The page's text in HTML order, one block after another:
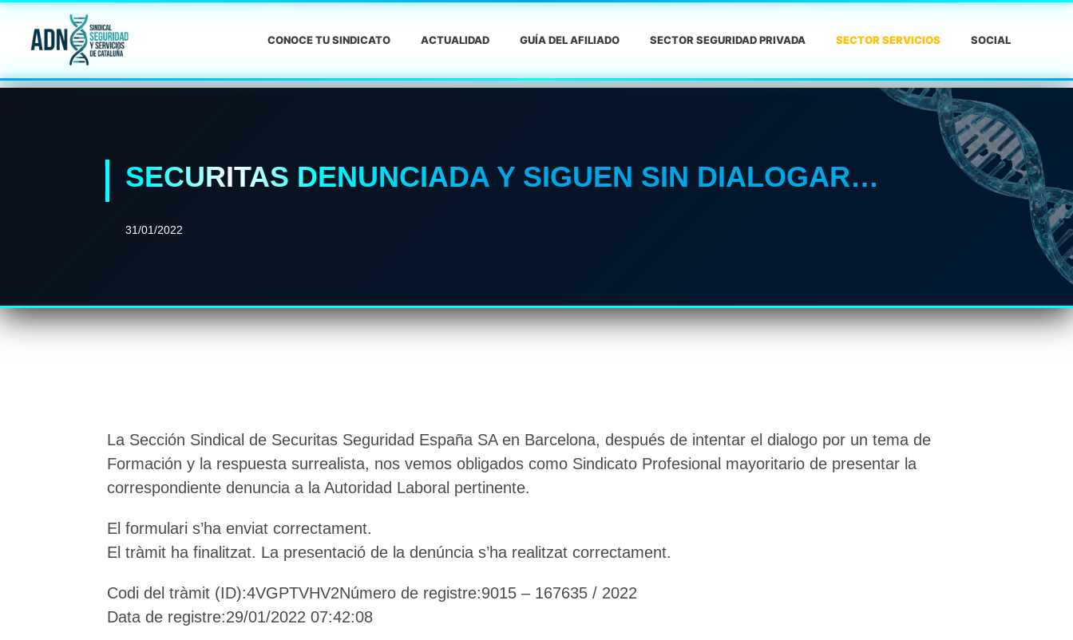
CONOCE TU SINDICATO ACTUALIDAD GUÍA DEL AFILIADO SECTOR SEGURIDAD PRIVADA SECTOR SERVICIOS SOCIAL
SECURITAS DENUNCIADA Y SIGUEN SIN DIALOGAR…
31/01/2022
La Sección Sindical de Securitas Seguridad España SA en Barcelona, después de intentar el dialogo por un tema de
Formación y la respuesta surrealista, nos vemos obligados como Sindicato Profesional mayoritario de presentar la
correspondiente denuncia a la Autoridad Laboral pertinente.
El formulari s’ha enviat correctament.
El tràmit ha finalitzat. La presentació de la denúncia s’ha realitzat correctament.
Codi del tràmit (ID):4VGPTVHV2Número de registre:9015 – 167635 / 2022
Data de registre:29/01/2022 07:42:08